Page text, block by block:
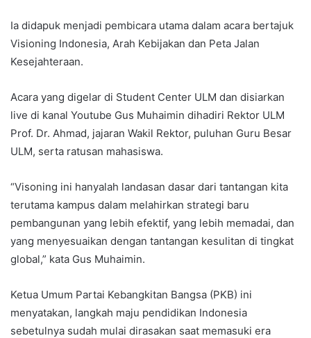
Ia didapuk menjadi pembicara utama dalam acara bertajuk
Visioning Indonesia, Arah Kebijakan dan Peta Jalan
Kesejahteraan.
Acara yang digelar di Student Center ULM dan disiarkan
live di kanal Youtube Gus Muhaimin dihadiri Rektor ULM
Prof. Dr. Ahmad, jajaran Wakil Rektor, puluhan Guru Besar
ULM, serta ratusan mahasiswa.
“Visoning ini hanyalah landasan dasar dari tantangan kita
terutama kampus dalam melahirkan strategi baru
pembangunan yang lebih efektif, yang lebih memadai, dan
yang menyesuaikan dengan tantangan kesulitan di tingkat
global,” kata Gus Muhaimin.
Ketua Umum Partai Kebangkitan Bangsa (PKB) ini
menyatakan, langkah maju pendidikan Indonesia
sebetulnya sudah mulai dirasakan saat memasuki era